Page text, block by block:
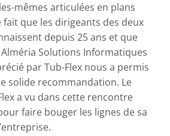
mêmes articulées en plans
fait que les dirigeants des deux
depuis 25 ans et que
Solutions Informatiques
par Tub-Flex nous a permis
solide recommandation. Le
a vu dans cette rencontre
faire bouger les lignes de sa